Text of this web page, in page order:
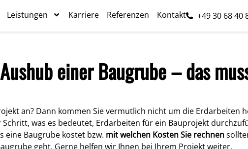
Leistungen Karriere Referenzen Kontakt +49 30 68 40
einer Baugrube – das
an? Dann kommen Sie vermutlich nicht um die
was es bedeutet, Erdarbeiten für ein Bauprojekt
eine Baugrube kostet bzw. mit welchen Kosten Sie rechnen
geht. Gerne helfen wir Ihnen bei Ihrem Projekt weiter.